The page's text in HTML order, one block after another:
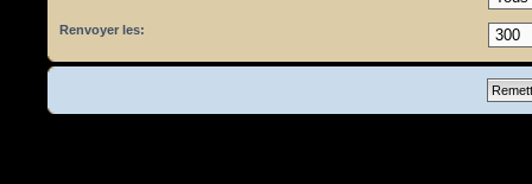
Renvoyer les: